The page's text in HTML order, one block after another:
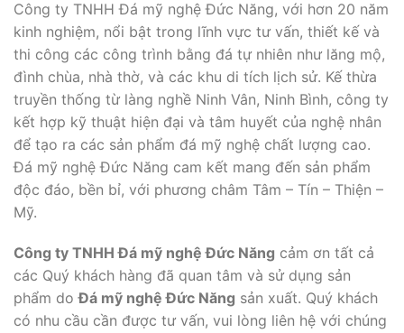
Công ty TNHH Đá mỹ nghệ Đức Năng, với hơn 20 năm
kinh nghiệm, nổi bật trong lĩnh vực tư vấn, thiết kế và
thi công các công trình bằng đá tự nhiên như lăng mộ,
đình chùa, nhà thờ, và các khu di tích lịch sử. Kế thừa
truyền thống từ làng nghề Ninh Vân, Ninh Bình, công ty
kết hợp kỹ thuật hiện đại và tâm huyết của nghệ nhân
để tạo ra các sản phẩm đá mỹ nghệ chất lượng cao.
Đá mỹ nghệ Đức Năng cam kết mang đến sản phẩm
độc đáo, bền bỉ, với phương châm Tâm – Tín – Thiện –
Mỹ.
Công ty TNHH Đá mỹ nghệ Đức Năng cảm ơn tất cả
các Quý khách hàng đã quan tâm và sử dụng sản
phẩm doĐá mỹ nghệ Đức Năng sản xuất. Quý khách
có nhu cầu cần được tư vấn, vui lòng liên hệ với chúng